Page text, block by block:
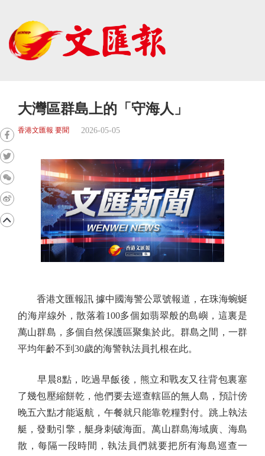
大灣區群島上的「守海人」
香港文匯報 要聞 2026-05-05
香港文匯報訊 據中國海警公眾號報道，在珠海蜿蜒
的海岸線外，散落着100多個如翡翠般的島嶼，這裏是
萬山群島，多個自然保護區聚集於此。群島之間，一群
平均年齡不到30歲的海警執法員扎根在此。
早晨8點，吃過早飯後，熊立和戰友又往背包裏塞
了幾包壓縮餅乾，他們要去巡查轄區的無人島，預計傍
晚五六點才能返航，午餐就只能靠乾糧對付。跳上執法
艇，發動引擎，艇身刺破海面。萬山群島海域廣、海島
散，每隔一段時間，執法員們就要把所有海島巡查一